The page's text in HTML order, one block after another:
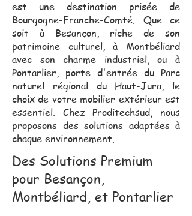
est une destination prisée de
Bourgogne-Franche-Comté. Que ce
soit à Besançon, riche de son
patrimoine culturel, à Montbéliard
avec son charme industriel, ou à
Pontarlier, porte d'entrée du Parc
naturel régional du Haut-Jura, le
choix de votre mobilier extérieur est
essentiel. Chez Proditechsud, nous
proposons des solutions adaptées à
chaque environnement.
Des Solutions Premium
pour Besançon,
Montbéliard, et Pontarlier